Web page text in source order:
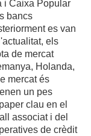
i Caixa Popular
bancs
es van
els
de mercat
Holanda,
mercat és
un pes
clau en el
associat i del
de crèdit